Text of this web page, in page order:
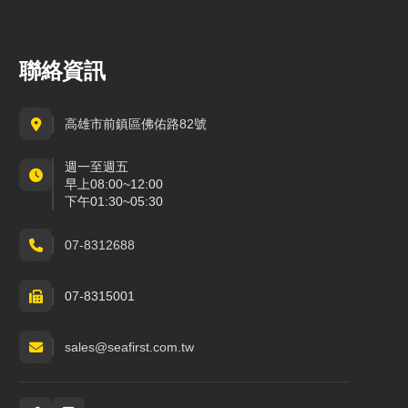
聯絡資訊
高雄市前鎮區佛佑路82號
週一至週五
早上08:00~12:00
下午01:30~05:30
07-8312688
07-8315001
sales@seafirst.com.tw